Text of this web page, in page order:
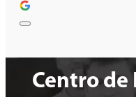
Centro de